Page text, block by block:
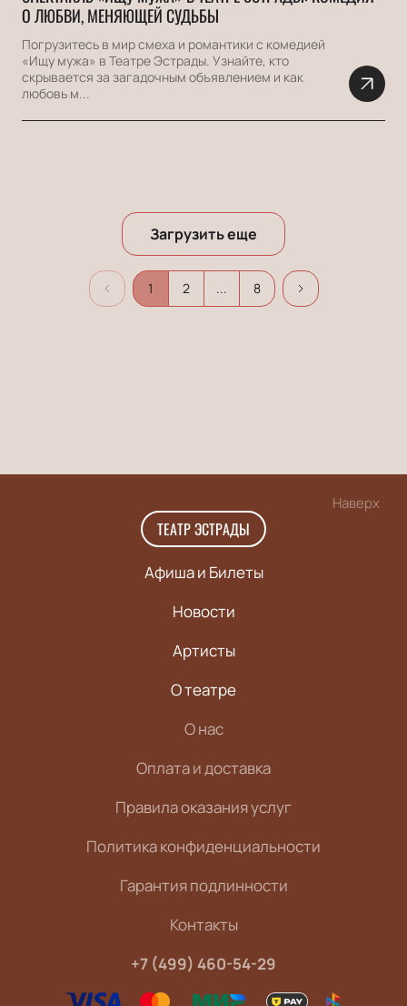
О ЛЮБВИ, МЕНЯЮЩЕЙ СУДЬБЫ
Погрузитесь в мир смеха и романтики с комедией
«Ищу мужа» в Театре Эстрады. Узнайте, кто
скрывается за загадочным объявлением и как
любовь м...
Загрузить еще
1 2 ... 8
Наверх
ТЕАТР ЭСТРАДЫ
Афиша и Билеты
Новости
Артисты
О театре
О нас
Оплата и доставка
Правила оказания услуг
Политика конфиденциальности
Гарантия подлинности
Контакты
+7 (499) 460-54-29